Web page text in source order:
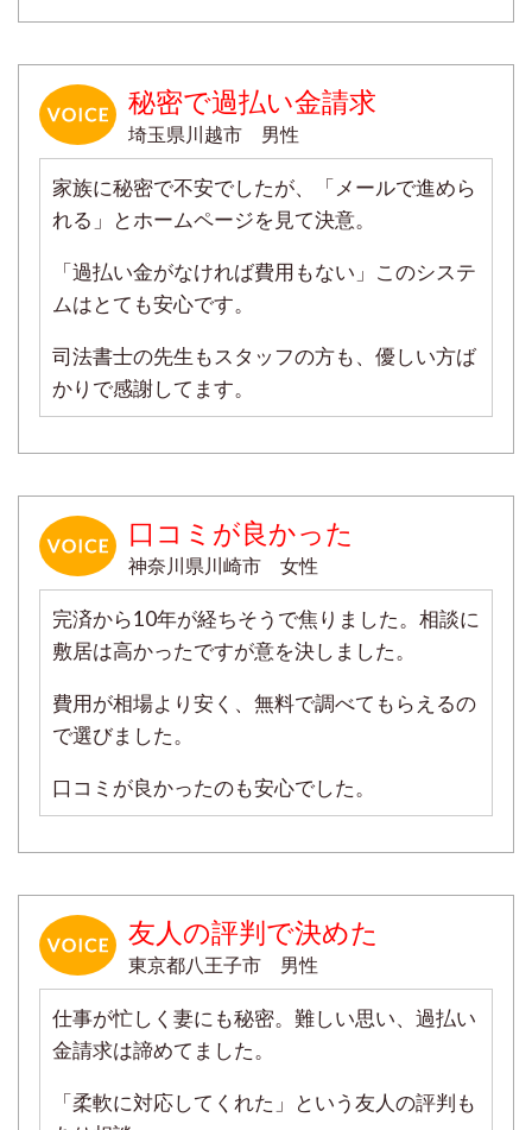
秘密で過払い金請求
埼玉県川越市 男性
家族に秘密で不安でしたが、「メールで進めら
れる」とホームページを見て決意。
「過払い金がなければ費用もない」このシステ
ムはとても安心です。
司法書士の先生もスタッフの方も、優しい方ば
かりで感謝してます。
口コミが良かった
神奈川県川崎市 女性
完済から10年が経ちそうで焦りました。相談に
敷居は高かったですが意を決しました。
費用が相場より安く、無料で調べてもらえるの
で選びました。
口コミが良かったのも安心でした。
友人の評判で決めた
東京都八王子市 男性
仕事が忙しく妻にも秘密。難しい思い、過払い
金請求は諦めてました。
「柔軟に対応してくれた」という友人の評判も